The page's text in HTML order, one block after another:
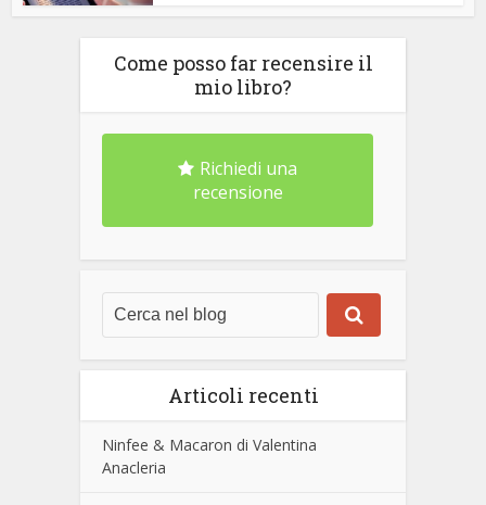
Come posso far recensire il
mio libro?
Richiedi una
recensione
Articoli recenti
Ninfee & Macaron di Valentina
Anacleria